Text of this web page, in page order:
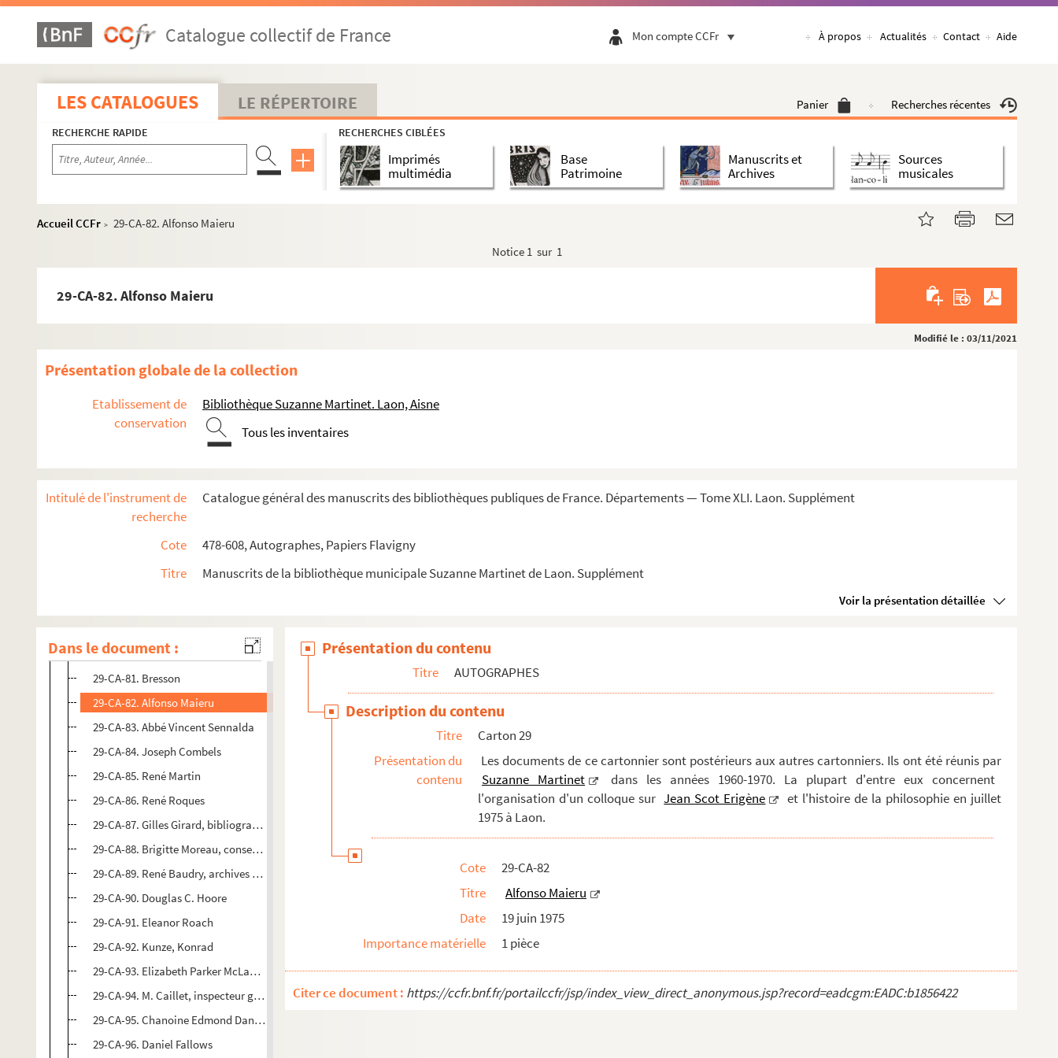
Catalogue collectif de France Mon compte CCFr À propos Actualités Contact Aide
LES CATALOGUES LE RÉPERTOIRE Panier Recherches récentes
RECHERCHE RAPIDE RECHERCHES CIBLÉES
Imprimés
multimédia
Base
Patrimoine
Manuscrits et
Archives
Sources
musicales
Accueil CCFr > 29-CA-82. Alfonso Maieru
Notice 1 sur 1
29-CA-82. Alfonso Maieru
Modifié le : 03/11/2021
Présentation globale de la collection
Etablissement de
conservation
Bibliothèque Suzanne Martinet. Laon, Aisne
Tous les inventaires
Intitulé de l'instrument de
recherche
Catalogue général des manuscrits des bibliothèques publiques de France. Départements — Tome XLI. Laon. Supplément
Cote
478-608, Autographes, Papiers Flavigny
Titre
Manuscrits de la bibliothèque municipale Suzanne Martinet de Laon. Supplément
Voir la présentation détaillée
Dans le document :
29-CA-55. Foussard, J-C
29-CA-56. Jean Priaux, professeur à l'université libre de Bruxelles
29-CA-57. Stock, professeur à l'université de Toronto
29-CA-59. Jean Jolivet, professeur
29-CA-60. E. Jeauneau, professeur
29-CA-65. David X., university of Dallas
29-CA-68. Professeur Dr. Werner Beierwalter
29-CA-70. Lucentini, Paolo
29-CA-71. Bernard McGinn
29-CA-73. Dr. Michael Lapidge
29-CA-74. Christe
29-CA-77. Hadot, Pierre
29-CA-79. Francis Bentin
29-CA-80. Colette Jeudy
29-CA-81. Bresson
29-CA-82. Alfonso Maieru
29-CA-83. Abbé Vincent Sennalda
29-CA-84. Joseph Combels
29-CA-85. René Martin
29-CA-86. René Roques
29-CA-87. Gilles Girard, bibliographie sur Lescarbot
29-CA-88. Brigitte Moreau, conservateur à la BnF, département des imprimés
29-CA-89. René Baudry, archives publiques du Canada
29-CA-90. Douglas C. Hoore
29-CA-91. Eleanor Roach
29-CA-92. Kunze, Konrad
29-CA-93. Elizabeth Parker McLahlan
29-CA-94. M. Caillet, inspecteur général des bibliothèques
29-CA-95. Chanoine Edmond Dantres
29-CA-96. Daniel Fallows
Présentation du contenu
Titre AUTOGRAPHES
Description du contenu
Titre
Carton 29
Présentation du
contenu
Les documents de ce cartonnier sont postérieurs aux autres cartonniers. Ils ont été réunis par
Suzanne Martinet
dans les années 1960-1970. La plupart d'entre eux concernent
l'organisation d'un colloque sur Jean Scot Erigène
et l'histoire de la philosophie en juillet
1975 à Laon.
Cote
29-CA-82
Titre
Alfonso Maieru
Date
19 juin 1975
Importance matérielle
1 pièce
Citer ce document : https://ccfr.bnf.fr/portailccfr/jsp/index_view_direct_anonymous.jsp?record=eadcgm:EADC:b1856422